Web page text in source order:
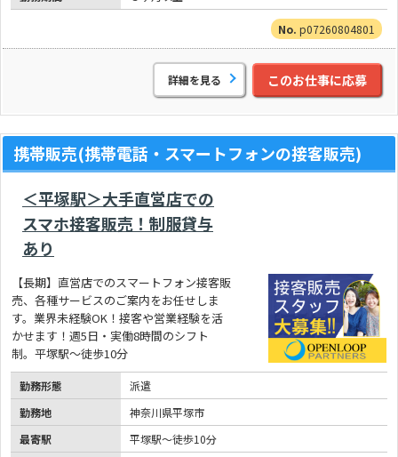
p07260804801
詳細を見る このお仕事に応募
携帯販売(携帯電話・スマートフォンの接客販売)
＜平塚駅＞大手直営店での
スマホ接客販売！制服貸与
あり
【長期】直営店でのスマートフォン接客販
売、各種サービスのご案内をお任せしま
す。業界未経験OK！接客や営業経験を活
かせます！週5日・実働8時間のシフト
制。平塚駅～徒歩10分
勤務形態
派遣
勤務地
神奈川県平塚市
最寄駅
平塚駅～徒歩10分